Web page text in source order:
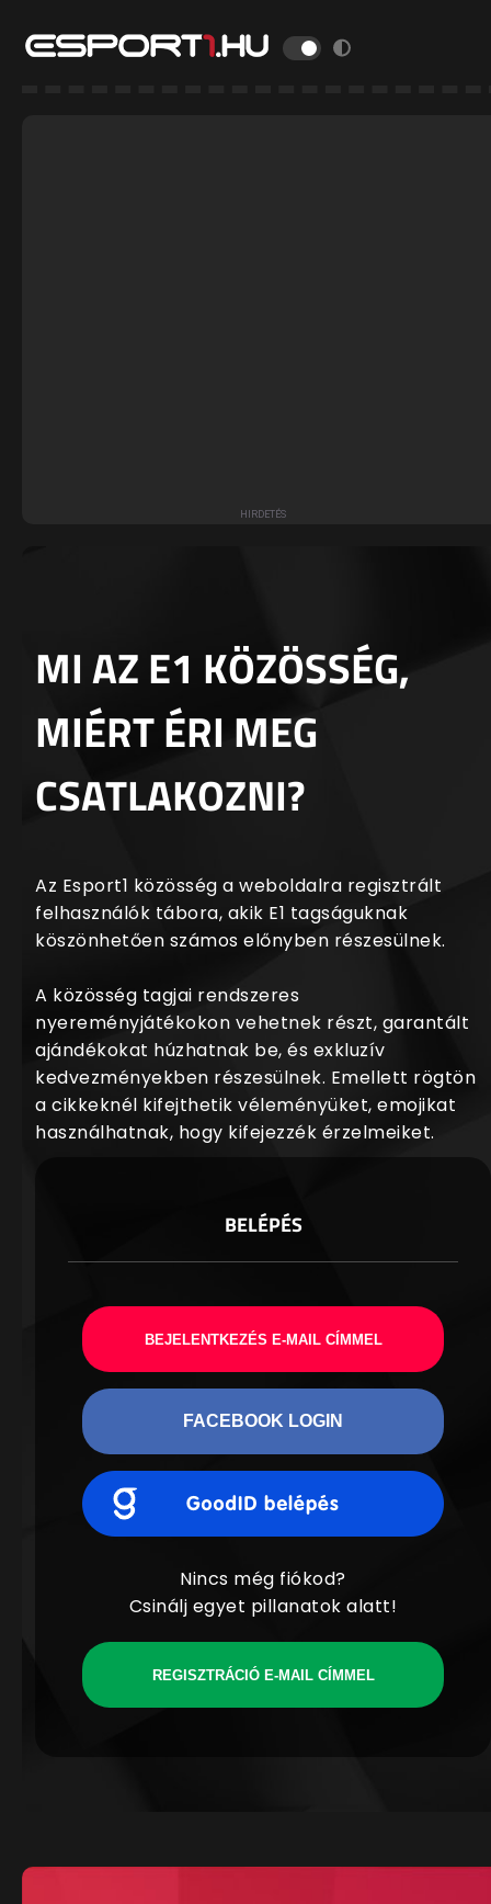
MI AZ E1 KÖZÖSSÉG,
MIÉRT ÉRI MEG
CSATLAKOZNI?
Az Esport1 közösség a weboldalra regisztrált
felhasználók tábora, akik E1 tagságuknak
köszönhetően számos előnyben részesülnek.
A közösség tagjai rendszeres
nyereményjátékokon vehetnek részt, garantált
ajándékokat húzhatnak be, és exkluzív
kedvezményekben részesülnek. Emellett rögtön
a cikkeknél kifejthetik véleményüket, emojikat
használhatnak, hogy kifejezzék érzelmeiket.
BELÉPÉS
BEJELENTKEZÉS E-MAIL CÍMMEL
FACEBOOK LOGIN
Nincs még fiókod?
Csinálj egyet pillanatok alatt!
REGISZTRÁCIÓ E-MAIL CÍMMEL